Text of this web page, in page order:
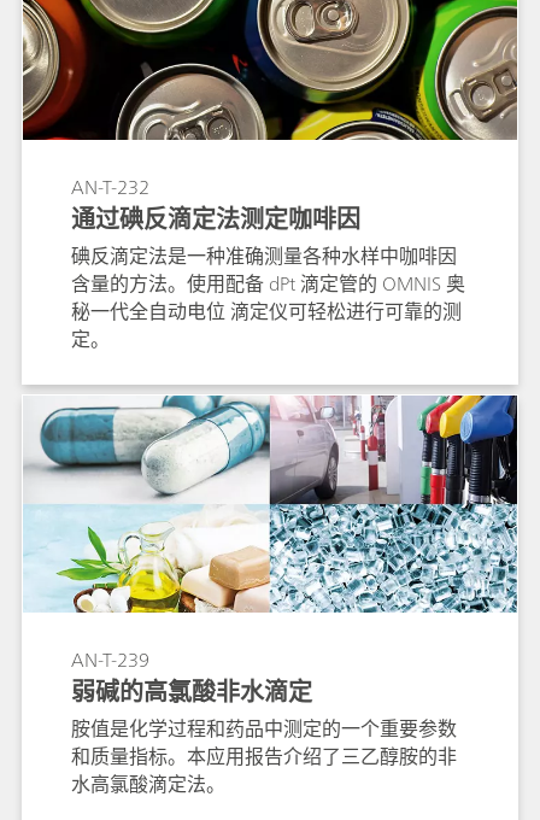
AN-T-232
通过碘反滴定法测定咖啡因
碘反滴定法是一种准确测量各种水样中咖啡因
含量的方法。使用配备 dPt 滴定管的 OMNIS 奥
秘一代全自动电位 滴定仪可轻松进行可靠的测
定。
AN-T-239
弱碱的高氯酸非水滴定
胺值是化学过程和药品中测定的一个重要参数
和质量指标。本应用报告介绍了三乙醇胺的非
水高氯酸滴定法。